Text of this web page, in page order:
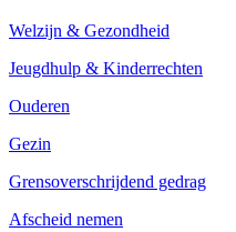
Welzijn & Gezondheid
Jeugdhulp & Kinderrechten
Ouderen
Gezin
Grensoverschrijdend gedrag
Afscheid nemen